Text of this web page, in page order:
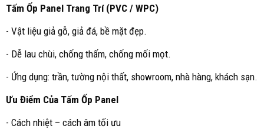
Tấm Ốp Panel Trang Trí (PVC / WPC)
- Vật liệu giả gỗ, giả đá, bề mặt đẹp.
- Dễ lau chùi, chống thấm, chống mối mọt.
- Ứng dụng: trần, tường nội thất, showroom, nhà hàng, khách sạn.
Ưu Điểm Của Tấm Ốp Panel
- Cách nhiệt – cách âm tối ưu